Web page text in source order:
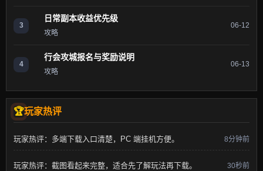
3
日常副本收益优先级
攻略
06-12
4
行会攻城报名与奖励说明
攻略
06-13
玩家热评
玩家热评：多端下载入口清楚，PC 端挂机方便。 8分钟前
玩家热评：截图看起来完整，适合先了解玩法再下载。 30秒前